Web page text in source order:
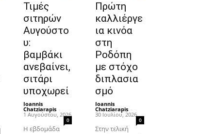
Τιμές
σιτηρών
Αυγούστο
υ:
βαμβάκι
ανεβαίνει,
σιτάρι
υποχωρεί
Ioannis
Chatziarapis -
1 Αυγούστου, 2026
0
Η εβδομάδα
Πρώτη
καλλιέργε
ια κινόα
στη
Ροδόπη
με στόχο
διπλασια
σμό
Ioannis
Chatziarapis -
30 Ιουλίου, 2026
0
Στην τελική